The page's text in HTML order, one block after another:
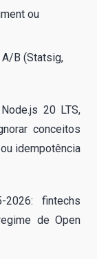
ou
A/B (Statsig,
20 LTS,
conceitos
idempotência
fintechs
de Open